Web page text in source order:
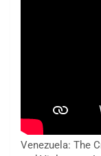
Venezuela: The